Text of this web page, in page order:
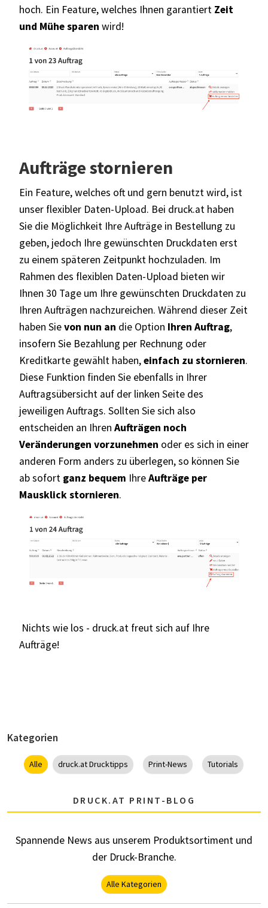
hoch. Ein Feature, welches Ihnen garantiert Zeit
und Mühe sparen wird!
Aufträge stornieren
Ein Feature, welches oft und gern benutzt wird, ist
unser flexibler Daten-Upload. Bei druck.at haben
Sie die Möglichkeit Ihre Aufträge in Bestellung zu
geben, jedoch Ihre gewünschten Druckdaten erst
zu einem späteren Zeitpunkt hochzuladen. Im
Rahmen des flexiblen Daten-Upload bieten wir
Ihnen 30 Tage um Ihre gewünschten Druckdaten zu
Ihren Aufträgen nachzureichen. Während dieser Zeit
haben Sievon nun an die Option Ihren Auftrag,
insofern Sie Bezahlung per Rechnung oder
Kreditkarte gewählt haben,einfach zu stornieren.
Diese Funktion finden Sie ebenfalls in Ihrer
Auftragsübersicht auf der linken Seite des
jeweiligen Auftrags. Sollten Sie sich also
entscheiden an Ihren Aufträgen noch
Veränderungen vorzunehmen oder es sich in einer
anderen Form anders zu überlegen, so können Sie
ab sofort ganz bequem IhreAufträge per
Mausklick stornieren.
Nichts wie los - druck.at freut sich auf Ihre
Aufträge!
Kategorien
Alle druck.at Drucktipps Print-News Tutorials
DRUCK.AT PRINT-BLOG
Spannende News aus unserem Produktsortiment und
der Druck-Branche.
Alle Kategorien